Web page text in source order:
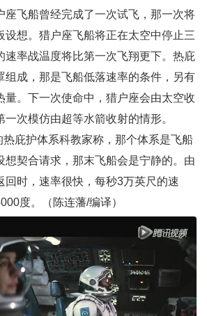
座飞船曾经完成了一次试飞，那一次将
设想。猎户座飞船将正在太空中停止三
速率战温度将比第一次飞翔更下。热庇
组成，那是飞船低落速率的条件，另有
量。下一次使命中，猎户座会由太空收
次模仿由超等水箭收射的情形。
热庇护体系科教家称，那个体系是飞船
想契合请求，那末飞船会是宁静的。由
回时，速率很快，每秒3万英尺的速
度。（陈连藩/编译）